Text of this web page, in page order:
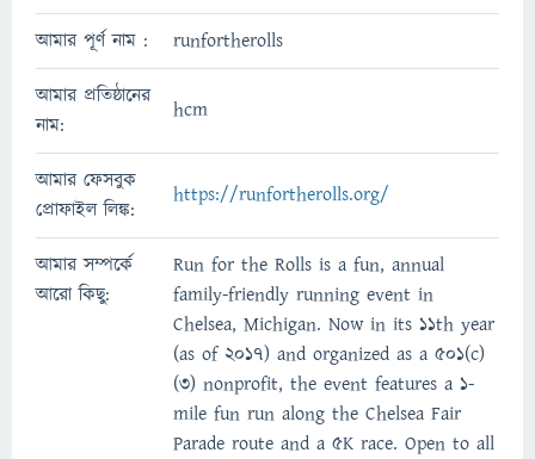
আমার পূর্ণ নাম : runfortherolls
আমার প্রতিষ্ঠানের
নাম:
hcm
আমার ফেসবুক
প্রোফাইল লিঙ্ক:
https://runfortherolls.org/
আমার সম্পর্কে
আরো কিছু:
Run for the Rolls is a fun, annual
family-friendly running event in
Chelsea, Michigan. Now in its 11th year
(as of 2017) and organized as a 501(c)
(3) nonprofit, the event features a 1-
mile fun run along the Chelsea Fair
Parade route and a 5K race. Open to all